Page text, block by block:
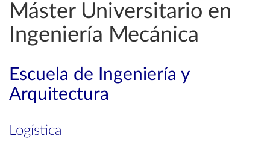
Máster Universitario en
Ingeniería Mecánica
Escuela de Ingeniería y
Arquitectura
Logística